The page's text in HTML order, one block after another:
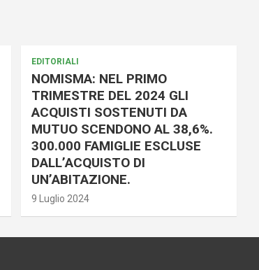
EDITORIALI
NOMISMA: NEL PRIMO
TRIMESTRE DEL 2024 GLI
ACQUISTI SOSTENUTI DA
MUTUO SCENDONO AL 38,6%.
300.000 FAMIGLIE ESCLUSE
DALL’ACQUISTO DI
UN’ABITAZIONE.
9 Luglio 2024